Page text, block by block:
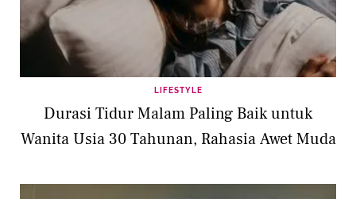
LIFESTYLE
Durasi Tidur Malam Paling Baik untuk
Wanita Usia 30 Tahunan, Rahasia Awet Muda